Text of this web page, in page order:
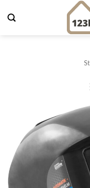
Inhalt